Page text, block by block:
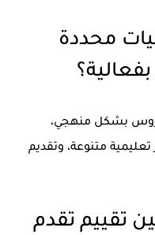
محددة
بشكل منهجي،
متنوعة، وتقديم
تقييم تقدم